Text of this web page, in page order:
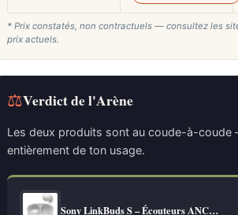
* Prix constatés, non contractuels — consultez les
prix actuels.
⚖Verdict de l'Arène
Les deux produits sont au coude-à-coude
entièrement de ton usage.
Sony LinkBuds S – Écouteurs ANC…